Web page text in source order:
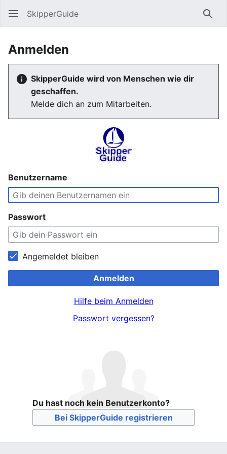
SkipperGuide
Anmelden
SkipperGuide wird von Menschen wie dir
geschaffen.
Melde dich an zum Mitarbeiten.
Benutzername
Passwort
Angemeldet bleiben
Anmelden
Hilfe beim Anmelden
Passwort vergessen?
Du hast noch kein Benutzerkonto?
Bei SkipperGuide registrieren